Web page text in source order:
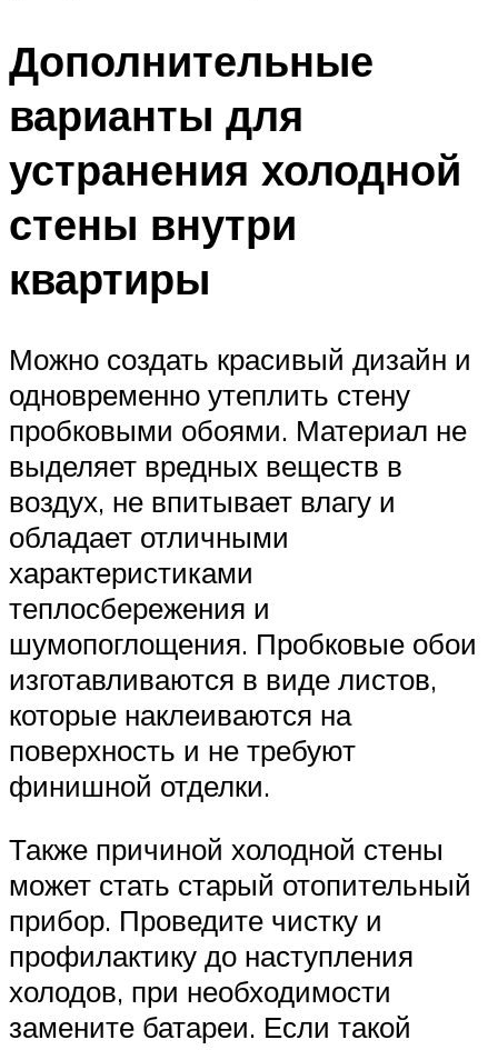
Дополнительные
варианты для
устранения холодной
стены внутри
квартиры
Можно создать красивый дизайн и
одновременно утеплить стену
пробковыми обоями. Материал не
выделяет вредных веществ в
воздух, не впитывает влагу и
обладает отличными
характеристиками
теплосбережения и
шумопоглощения. Пробковые обои
изготавливаются в виде листов,
которые наклеиваются на
поверхность и не требуют
финишной отделки.
Также причиной холодной стены
может стать старый отопительный
прибор. Проведите чистку и
профилактику до наступления
холодов, при необходимости
замените батареи. Если такой